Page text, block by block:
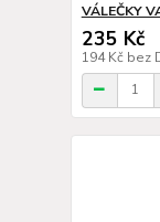
VÁLEČKY
235 Kč
194 Kč bez